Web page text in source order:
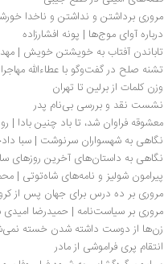
مروری برداشتن و نداشتن و ناخدا
درباره آوای موج‌ها | پونه افشارزاده
تاباندن آفتاب به خویشتن خویش |
تشنه صلح در گفت‌وگو با عطاءالله
وزن کلمات از برلین تا تهران
نشست نقد و بررسی بی‌نام پدر
معشوقه فراوان شد، تا باد چنین بادا |
نگاهی به شهسواران سرنوشت | سبا
نگاهی به داستان‌های آخرین روزهای
پیرامون شولیز و نامه‌های شاه‌توتی |
مروری بر ده درس برای جهان پس از
مروری بر سیاست‌نامه | حمیدرضا امیدی
زن‌ها از دوست داشته شدن خسته
انتقام پری فراموشی از مادر